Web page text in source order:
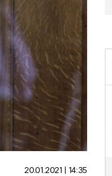
20.01.2021 | 14:35